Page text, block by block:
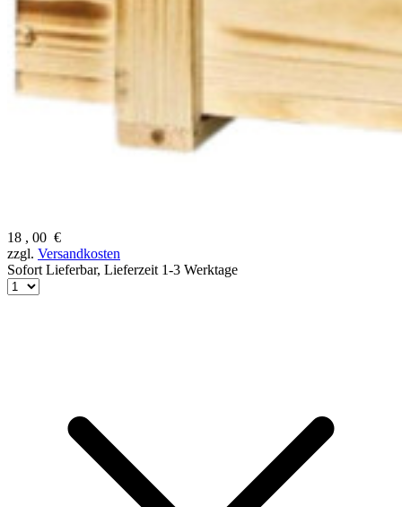
18 , 00 €
zzgl. Versandkosten
Sofort Lieferbar, Lieferzeit 1-3 Werktage